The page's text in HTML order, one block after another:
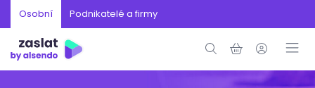
Osobní Podnikatelé a firmy